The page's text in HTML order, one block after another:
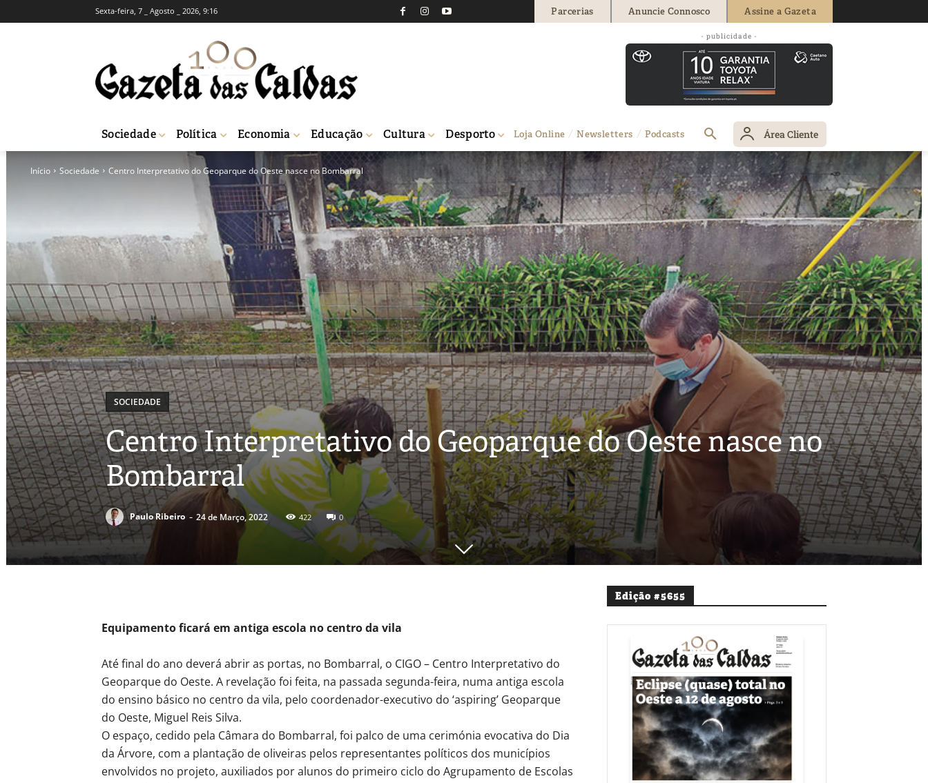
Sexta-feira, 7 _ Agosto _ 2026, 9:16 Parcerias Anuncie Connosco Assine a Gazeta
- publicidade -
Sociedade Política Economia Educação Cultura Desporto Loja Online Newsletters Podcasts Área Cliente
Início Sociedade Centro Interpretativo do Geoparque do Oeste nasce no Bombarral
SOCIEDADE
Centro Interpretativo do Geoparque do Oeste nasce no
Bombarral
Paulo Ribeiro - 24 de Março, 2022 422 0
Equipamento ficará em antiga escola no centro da vila
Até final do ano deverá abrir as portas, no Bombarral, o CIGO – Centro Interpretativo do
Geoparque do Oeste. A revelação foi feita, na passada segunda-feira, numa antiga escola
do ensino básico no centro da vila, pelo coordenador-executivo do ‘aspiring’ Geoparque
do Oeste, Miguel Reis Silva.
O espaço, cedido pela Câmara do Bombarral, foi palco de uma cerimónia evocativa do Dia
da Árvore, com a plantação de oliveiras pelos representantes políticos dos municípios
envolvidos no projeto, auxiliados por alunos do primeiro ciclo do Agrupamento de Escolas
Edição #5655